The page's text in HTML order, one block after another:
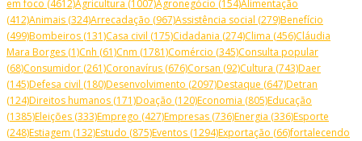
em foco (4612)Agricultura (1007)Agronegócio (154)Alimentação
(412)Animais (324)Arrecadação (967)Assistência social (279)Benefício
(499)Bombeiros (131)Casa civil (175)Cidadania (274)Clima (456)Cláudia
Mara Borges (1)Cnh (61)Cnm (1781)Comércio (345)Consulta popular
(68)Consumidor (261)Coronavírus (676)Corsan (92)Cultura (743)Daer
(145)Defesa civil (180)Desenvolvimento (2097)Destaque (647)Detran
(124)Direitos humanos (171)Doação (120)Economia (805)Educação
(1385)Eleições (333)Emprego (427)Empresas (736)Energia (336)Esporte
(248)Estiagem (132)Estudo (875)Eventos (1294)Exportação (66)fortalecendo